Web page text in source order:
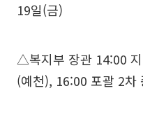
19일(금)
△복지부 장관 14:00
(예천), 16:00 포괄 2차